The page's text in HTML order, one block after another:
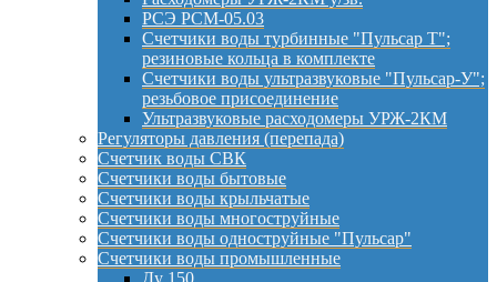
РСЭ РСМ-05.03
Счетчики воды турбинные "Пульсар Т";
резиновые кольца в комплекте
Счетчики воды ультразвуковые "Пульсар-У";
резьбовое присоединение
Ультразвуковые расходомеры УРЖ-2КМ
Регуляторы давления (перепада)
Счетчик воды СВК
Счетчики воды бытовые
Счетчики воды крыльчатые
Счетчики воды многоструйные
Счетчики воды одноструйные "Пульсар"
Счетчики воды промышленные
Ду 150